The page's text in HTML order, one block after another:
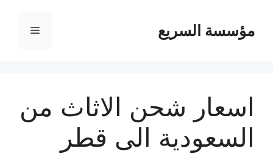
مؤسسة السريع القائمة
اسعار شحن الاثاث من
السعودية الى قطر